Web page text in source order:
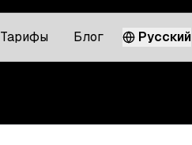
Тарифы Блог Русский